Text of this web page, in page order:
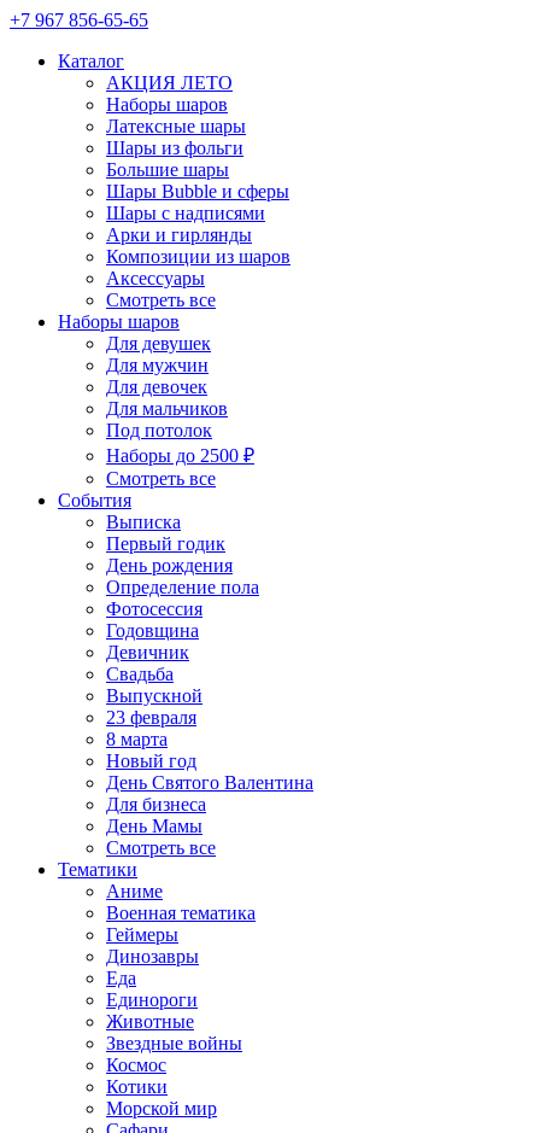
+7 967 856-65-65
Каталог
АКЦИЯ ЛЕТО
Наборы шаров
Латексные шары
Шары из фольги
Большие шары
Шары Bubble и сферы
Шары с надписями
Арки и гирлянды
Композиции из шаров
Аксессуары
Смотреть все
Наборы шаров
Для девушек
Для мужчин
Для девочек
Для мальчиков
Под потолок
Наборы до 2500 ₽
Смотреть все
События
Выписка
Первый годик
День рождения
Определение пола
Фотосессия
Годовщина
Девичник
Свадьба
Выпускной
23 февраля
8 марта
Новый год
День Святого Валентина
Для бизнеса
День Мамы
Смотреть все
Тематики
Аниме
Военная тематика
Геймеры
Динозавры
Еда
Единороги
Животные
Звездные войны
Космос
Котики
Морской мир